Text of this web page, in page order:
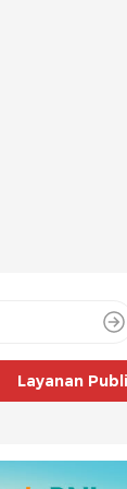
Layanan